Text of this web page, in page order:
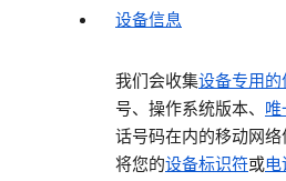
设备信息
我们会收集设备专用的
号、操作系统版本、 唯
话号码在内的移动网
将您的设备标识符或电